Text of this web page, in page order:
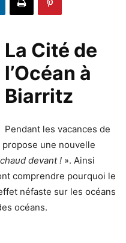
La Cité de
l’Océan à
Biarritz
Pendant les vacances de
propose une nouvelle
devant ! ». Ainsi
comprendre pourquoi le
néfaste sur les océans
océans.